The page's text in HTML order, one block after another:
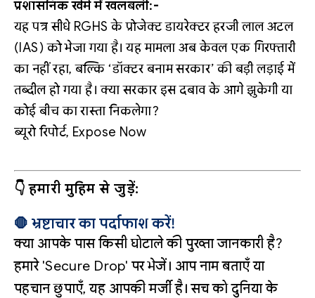
प्रशासनिक खेमे में खलबली:-
यह पत्र सीधे RGHS के प्रोजेक्ट डायरेक्टर हरजी लाल अटल
(IAS) को भेजा गया है। यह मामला अब केवल एक गिरफ्तारी
का नहीं रहा, बल्कि ‘डॉक्टर बनाम सरकार’ की बड़ी लड़ाई में
तब्दील हो गया है। क्या सरकार इस दबाव के आगे झुकेगी या
कोई बीच का रास्ता निकलेगा?
ब्यूरो रिपोर्ट, Expose Now
👇 हमारी मुहिम से जुड़ें:
🛑 भ्रष्टाचार का पर्दाफाश करें!
क्या आपके पास किसी घोटाले की पुख्ता जानकारी है?
हमारे 'Secure Drop' पर भेजें। आप नाम बताएँ या
पहचान छुपाएँ, यह आपकी मर्जी है। सच को दुनिया के